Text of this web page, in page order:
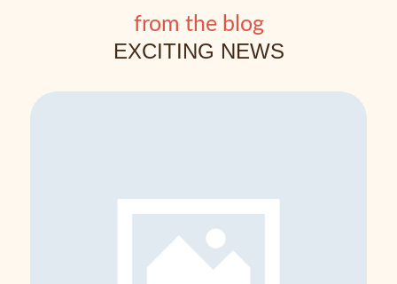
from the blog
EXCITING NEWS